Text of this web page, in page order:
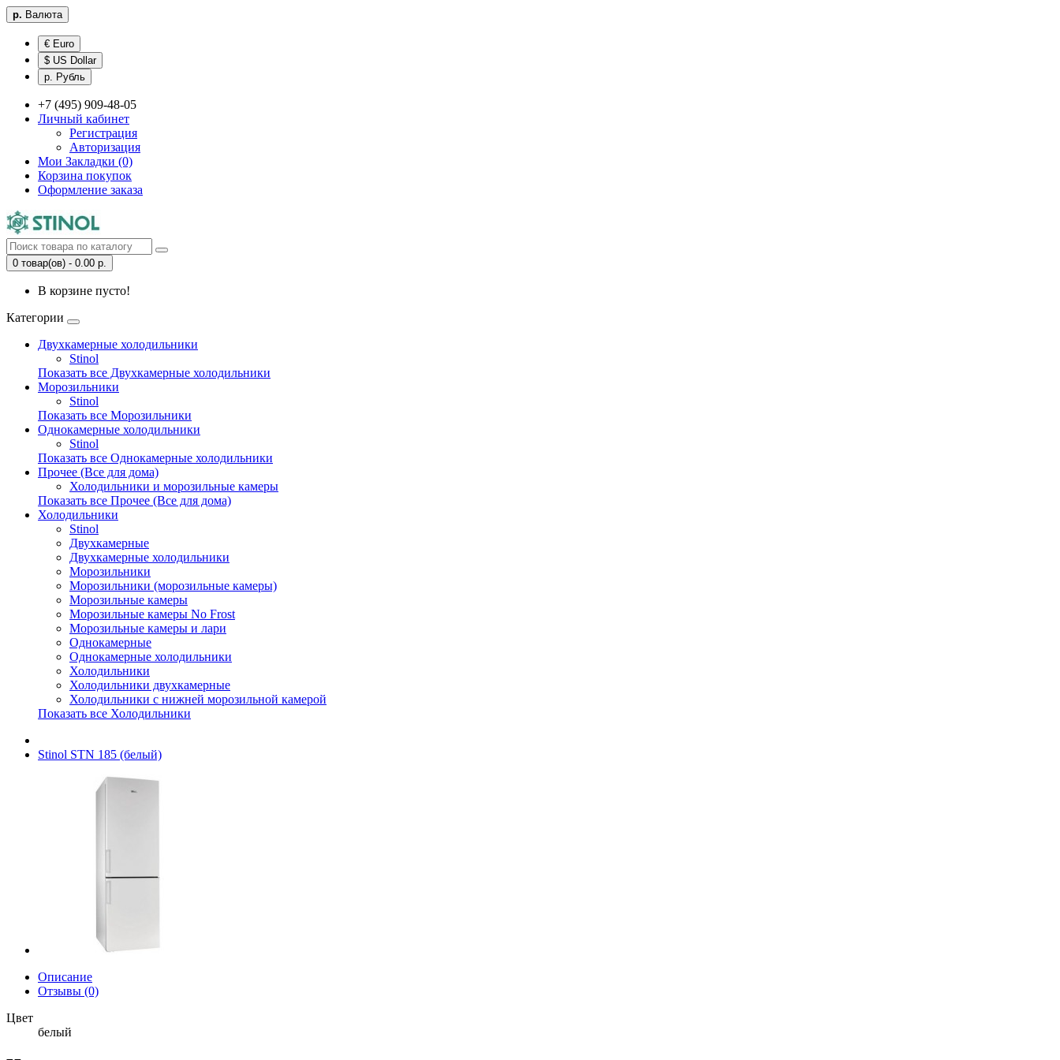
р. Валюта
€ Euro
$ US Dollar
р. Рубль
+7 (495) 909-48-05
Личный кабинет
Регистрация
Авторизация
Мои Закладки (0)
Корзина покупок
Оформление заказа
0 товар(ов) - 0.00 р.
В корзине пусто!
Категории
Двухкамерные холодильники
Stinol
Показать все Двухкамерные холодильники
Морозильники
Stinol
Показать все Морозильники
Однокамерные холодильники
Stinol
Показать все Однокамерные холодильники
Прочее (Все для дома)
Холодильники и морозильные камеры
Показать все Прочее (Все для дома)
Холодильники
Stinol
Двухкамерные
Двухкамерные холодильники
Морозильники
Морозильники (морозильные камеры)
Морозильные камеры
Морозильные камеры No Frost
Морозильные камеры и лари
Однокамерные
Однокамерные холодильники
Холодильники
Холодильники двухкамерные
Холодильники с нижней морозильной камерой
Показать все Холодильники
Stinol STN 185 (белый)
Описание
Отзывы (0)
Цвет
белый